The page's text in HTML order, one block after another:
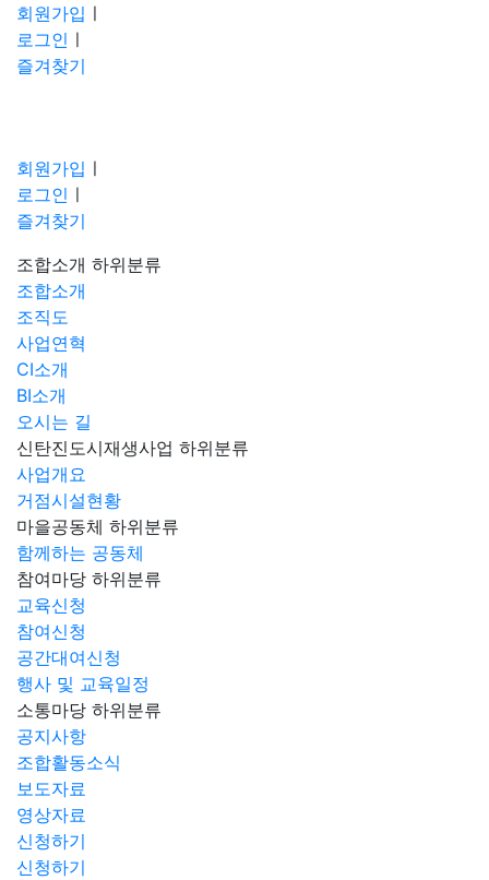
회원가입 ㅣ
로그인 ㅣ
즐겨찾기
회원가입 ㅣ
로그인 ㅣ
즐겨찾기
조합소개 하위분류
조합소개
조직도
사업연혁
CI소개
BI소개
오시는 길
신탄진도시재생사업 하위분류
사업개요
거점시설현황
마을공동체 하위분류
함께하는 공동체
참여마당 하위분류
교육신청
참여신청
공간대여신청
행사 및 교육일정
소통마당 하위분류
공지사항
조합활동소식
보도자료
영상자료
신청하기
신청하기